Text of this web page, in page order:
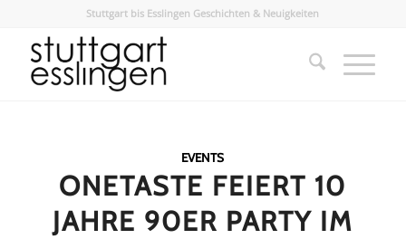
Stuttgart bis Esslingen Geschichten & Neuigkeiten
EVENTS
ONETASTE FEIERT 10
JAHRE 90ER PARTY IM